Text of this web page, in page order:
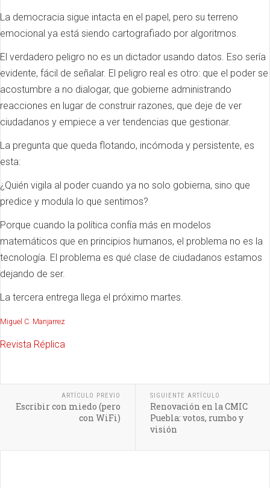
La democracia sigue intacta en el papel, pero su terreno
emocional ya está siendo cartografiado por algoritmos.
El verdadero peligro no es un dictador usando datos. Eso sería
evidente, fácil de señalar. El peligro real es otro: que el poder se
acostumbre a no dialogar, que gobierne administrando
reacciones en lugar de construir razones, que deje de ver
ciudadanos y empiece a ver tendencias que gestionar.
La pregunta que queda flotando, incómoda y persistente, es
esta:
¿Quién vigila al poder cuando ya no solo gobierna, sino que
predice y modula lo que sentimos?
Porque cuando la política confía más en modelos
matemáticos que en principios humanos, el problema no es la
tecnología. El problema es qué clase de ciudadanos estamos
dejando de ser.
La tercera entrega llega el próximo martes.
Miguel C. Manjarrez
Revista Réplica
ARTÍCULO PREVIO
Escribir con miedo (pero
con WiFi)
SIGUIENTE ARTÍCULO
Renovación en la CMIC
Puebla: votos, rumbo y
visión